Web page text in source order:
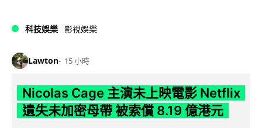
科技娛樂 影視娛樂
Lawton 15 小時
Nicolas Cage 主演未上映電影 Netflix
遺失未加密母帶 被索償 8.19 億港元